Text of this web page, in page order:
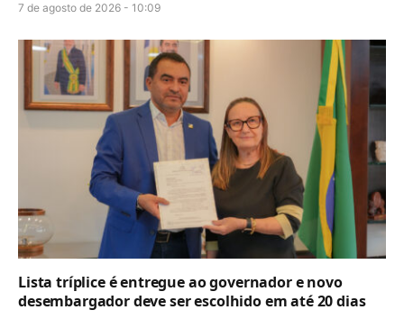
7 de agosto de 2026 - 10:09
Lista tríplice é entregue ao governador e novo
desembargador deve ser escolhido em até 20 dias